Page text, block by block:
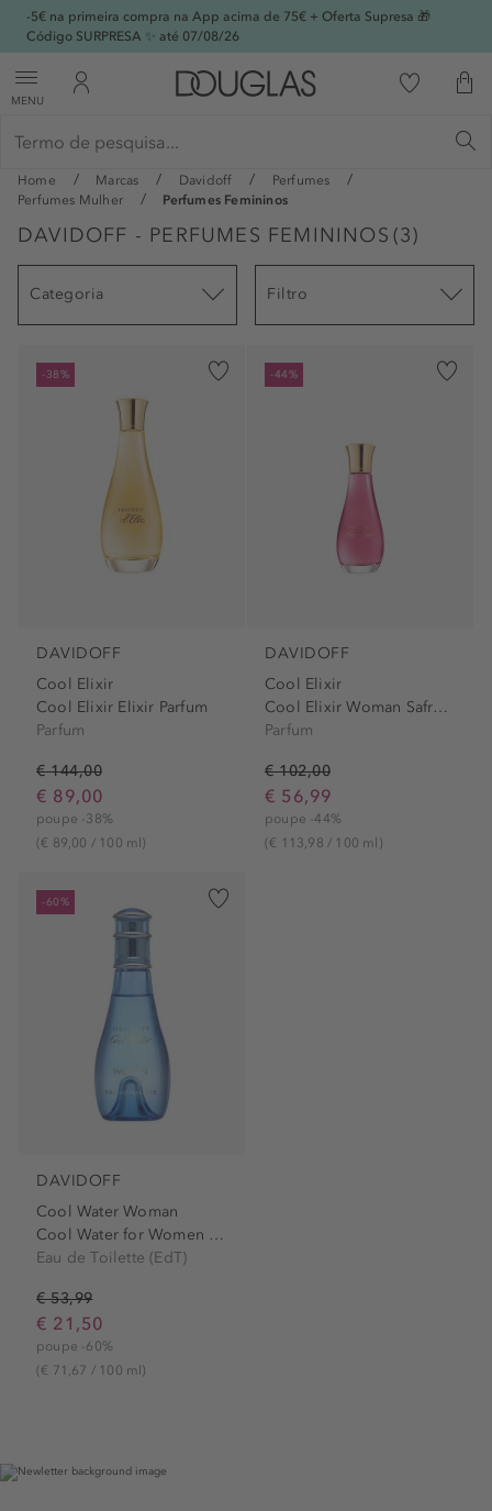
-5€ na primeira compra na App acima de 75€ + Oferta Supresa 🎁
Código SURPRESA ✨ até 07/08/26
MENU
Home Marcas Davidoff
Perfumes
Perfumes Mulher
Perfumes Femininos
DAVIDOFF - PERFUMES FEMININOS (3)
Categoria Filtro
-38%
DAVIDOFF
Cool Elixir
Cool Elixir Elixir Parfum
Parfum
€ 144,00
€ 89,00
poupe -38%
(€ 89,00 / 100 ml)
-44%
DAVIDOFF
Cool Elixir
Cool Elixir Woman Safron...
Parfum
€ 102,00
€ 56,99
poupe -44%
(€ 113,98 / 100 ml)
-60%
DAVIDOFF
Cool Water Woman
Cool Water for Women Eau de...
Eau de Toilette (EdT)
€ 53,99
€ 21,50
poupe -60%
(€ 71,67 / 100 ml)